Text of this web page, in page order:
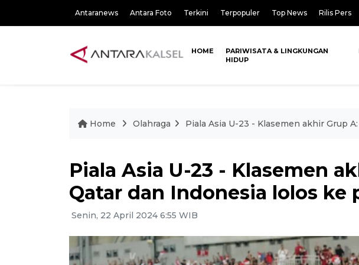
Antaranews Antara Foto Terkini Terpopuler Top News Rilis Pers
HOME
PARIWISATA & LINGKUNGAN
HIDUP
Home Olahraga Piala Asia U-23 - Klasemen akhir Grup
Piala Asia U-23 - Klasemen
Qatar dan Indonesia lolos ke
Senin, 22 April 2024 6:55 WIB